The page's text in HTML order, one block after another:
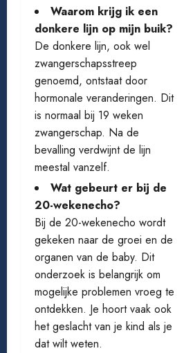
Waarom krijg ik een
donkere lijn op mijn buik?
De donkere lijn, ook wel
zwangerschapsstreep
genoemd, ontstaat door
hormonale veranderingen. Dit
is normaal bij 19 weken
zwangerschap. Na de
bevalling verdwijnt de lijn
meestal vanzelf.
Wat gebeurt er bij de
20-wekenecho?
Bij de 20-wekenecho wordt
gekeken naar de groei en de
organen van de baby. Dit
onderzoek is belangrijk om
mogelijke problemen vroeg te
ontdekken. Je hoort vaak ook
het geslacht van je kind als je
dat wilt weten.